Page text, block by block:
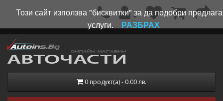
0 продукт(а) - 0.00 лв.
Този сайт използва "бисквитки" за да подобри
услуги.
РАЗБРАХ